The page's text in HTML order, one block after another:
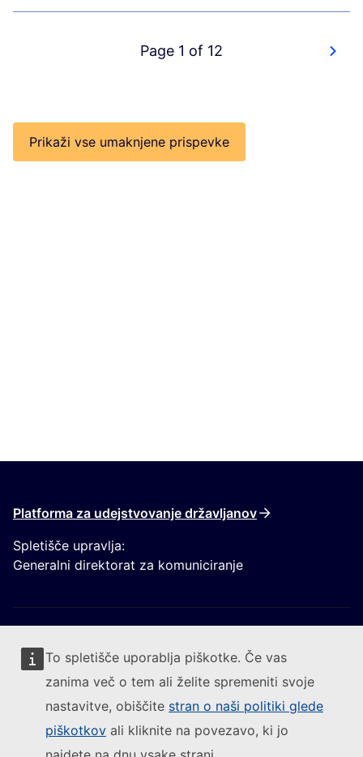
To spletišče uporablja piškotke. Če vas
zanima več o tem ali želite spremeniti svoje
nastavitve, obiščite stran o naši politiki glede
piškotkov ali kliknite na povezavo, ki jo
Page 1 of 12
Prikaži vse umaknjene prispevke
Platforma za udejstvovanje državljanov
Spletišče upravlja:
Generalni direktorat za komuniciranje
Sledite Evropski komisiji
Kontakt(Zunanja povezava)